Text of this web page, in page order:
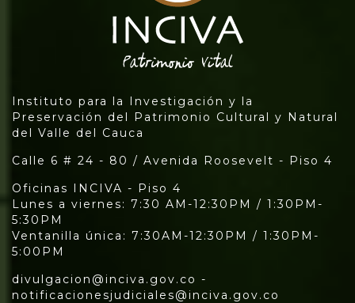
Instituto para la Investigación y la
Preservación del Patrimonio Cultural y Natural
del Valle del Cauca
Calle 6 # 24 - 80 / Avenida Roosevelt - Piso 4
Oficinas INCIVA - Piso 4
Lunes a viernes: 7:30 AM-12:30PM / 1:30PM-
5:30PM
Ventanilla única: 7:30AM-12:30PM / 1:30PM-
5:00PM
divulgacion@inciva.gov.co -
notificacionesjudiciales@inciva.gov.co